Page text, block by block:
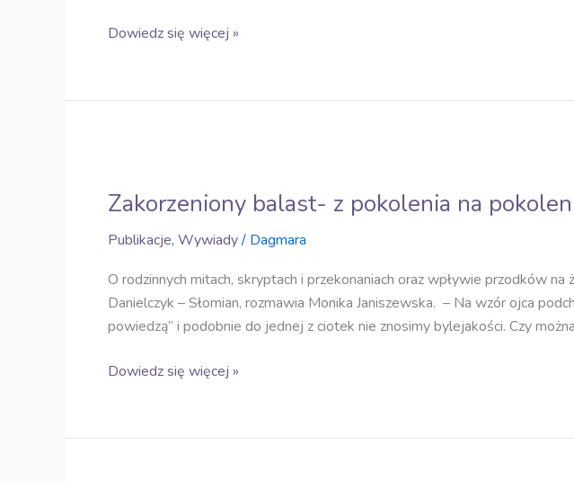
Dowiedz się więcej »
Zakorzeniony balast- z pokolenia na
Publikacje, Wywiady/ Dagmara
O rodzinnych mitach, skryptach i przekonaniach oraz wpływie przodków
Danielczyk – Słomian, rozmawia Monika Janiszewska. – Na wzór ojca
powiedzą” i podobnie do jednej z ciotek nie znosimy bylejakości. Czy
z
na
pokolenie
Dowiedz się więcej »